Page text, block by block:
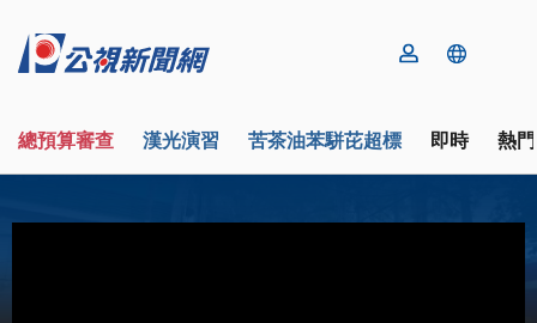
總預算審查 漢光演習 苦茶油苯駢芘超標 即時 熱